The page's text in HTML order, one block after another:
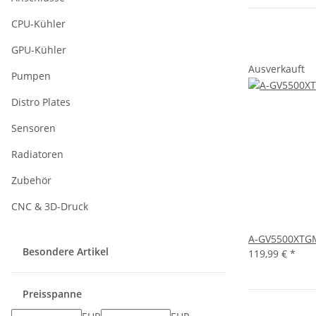
Ausverkauft
A-
119,99 € *
CPU-Kühler
GPU-Kühler
Pumpen
Distro Plates
Sensoren
Radiatoren
Zubehör
CNC & 3D-Druck
Besondere Artikel
Preisspanne